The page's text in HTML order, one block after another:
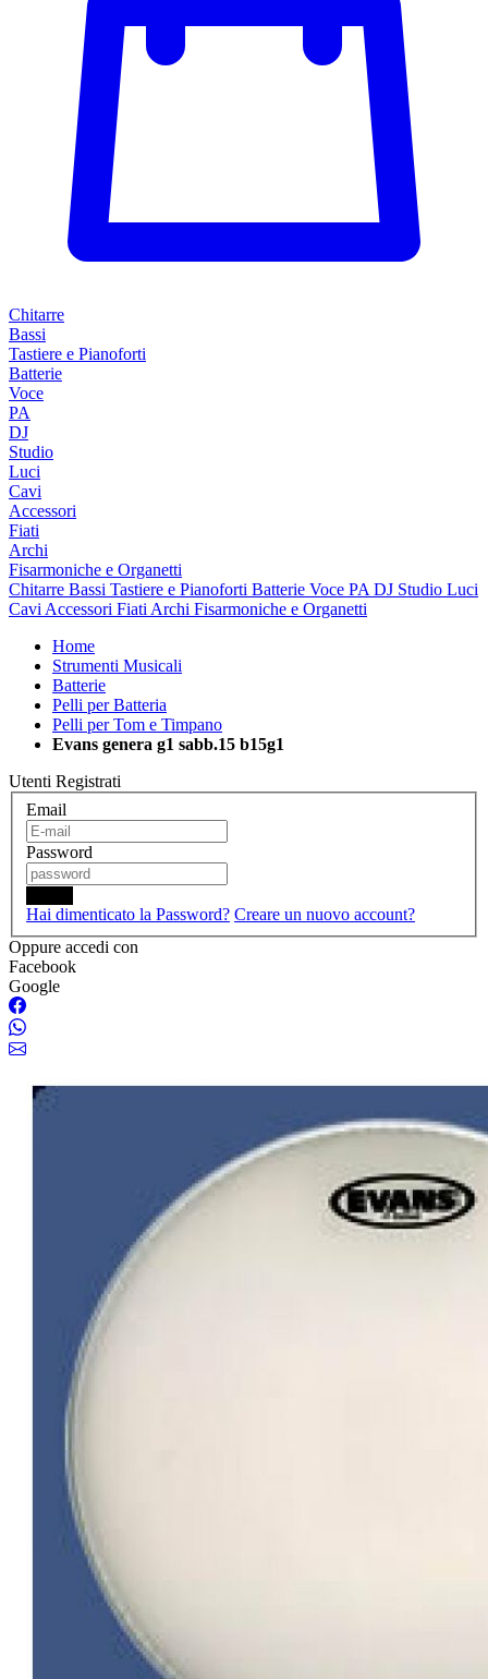
Chitarre
Bassi
Tastiere e Pianoforti
Batterie
Voce
PA
DJ
Studio
Luci
Cavi
Accessori
Fiati
Archi
Fisarmoniche e Organetti
Chitarre Bassi Tastiere e Pianoforti Batterie Voce PA DJ Studio Luci
Cavi Accessori Fiati Archi Fisarmoniche e Organetti
Home
Strumenti Musicali
Batterie
Pelli per Batteria
Pelli per Tom e Timpano
Evans genera g1 sabb.15 b15g1
Utenti Registrati
Email
Password
Hai dimenticato la Password? Creare un nuovo account?
Oppure accedi con
Facebook
Google